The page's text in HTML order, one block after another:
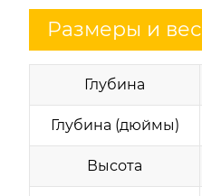
Размеры и вес
Глубина
Глубина (дюймы)
Высота